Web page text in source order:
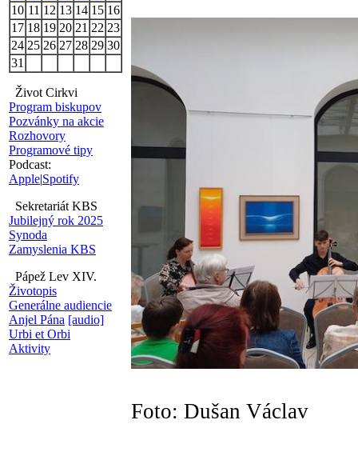
10 11 12 13 14 15 16
17 18 19 20 21 22 23
24 25 26 27 28 29 30
31
Život Cirkvi
Program biskupov
Pozvánky na akcie
Rozhovory
Programové tipy
Podcast:
Apple|Spotify
Sekretariát KBS
Jubilejný rok 2025
Synoda
Zamyslenia KBS
Pápež Lev XIV.
Životopis
Generálne audiencie
Anjel Pána [audio]
Urbi et Orbi
Aktivity
Foto: Dušan Václav